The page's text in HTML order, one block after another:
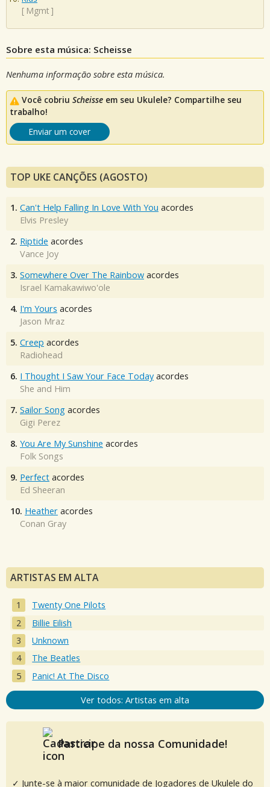
[ Mgmt ]
Sobre esta música: Scheisse
Nenhuma informação sobre esta música.
Você cobriu Scheisse em seu Ukulele? Compartilhe seu
trabalho!
Enviar um cover
TOP UKE CANÇÕES (AGOSTO)
1. Can't Help Falling In Love With You acordes
Elvis Presley
2. Riptide acordes
Vance Joy
3. Somewhere Over The Rainbow acordes
Israel Kamakawiwo'ole
4. I'm Yours acordes
Jason Mraz
5. Creep acordes
Radiohead
6. I Thought I Saw Your Face Today acordes
She and Him
7. Sailor Song acordes
Gigi Perez
8. You Are My Sunshine acordes
Folk Songs
9. Perfect acordes
Ed Sheeran
10. Heather acordes
Conan Gray
ARTISTAS EM ALTA
Twenty One Pilots
Billie Eilish
Unknown
The Beatles
Panic! At The Disco
Ver todos: Artistas em alta
Participe da nossa Comunidade!
✓ Junte-se à maior comunidade de Jogadores de Ukulele do